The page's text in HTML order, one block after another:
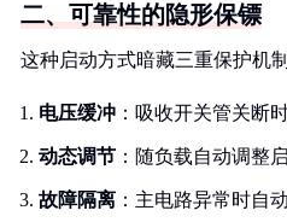
二、可靠性的隐形保镖
这种启动方式暗藏三重保护机制
电压缓冲 ：吸收开关管关断
动态调节 ：随负载自动调整
故障隔离 ：主电路异常时自